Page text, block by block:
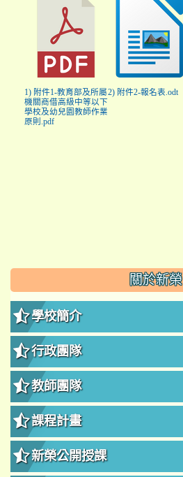
1) 附件1-教育部及所屬
機關商借高級中等以下
學校及幼兒園教師作業
原則.pdf
2) 附件2-報名表.odt
::: 關於新榮
學校簡介
行政團隊
教師團隊
課程計畫
新榮公開授課